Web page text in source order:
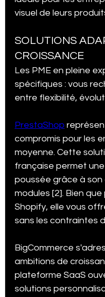
visuel de leurs
SOLUTIONS
CROISSANCE
Les PME en pleine
spécifiques : vous
entre flexibilité,
PrestaShop
compromis pour les
moyenne. Cette
française permet
poussée grâce à
modules [2]. Bien
Shopify, elle vous
sans les contraintes
BigCommerce
ambitions de
plateforme SaaS
solutions